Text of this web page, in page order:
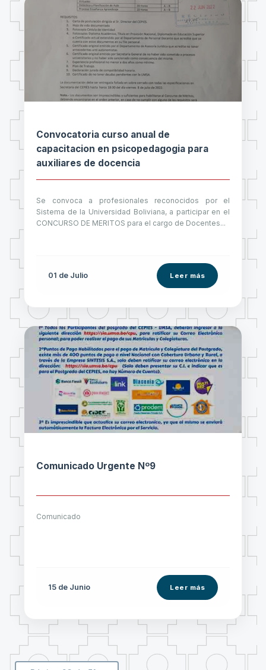
Convocatoria curso anual de
capacitacion en psicopedagogia para
auxiliares de docencia
Se convoca a profesionales reconocidos por el
Sistema de la Universidad Boliviana, a participar en el
CONCURSO DE MERITOS para el cargo de Docentes...
01 de Julio Leer más
Comunicado Urgente Nº9
Comunicado
15 de Junio Leer más